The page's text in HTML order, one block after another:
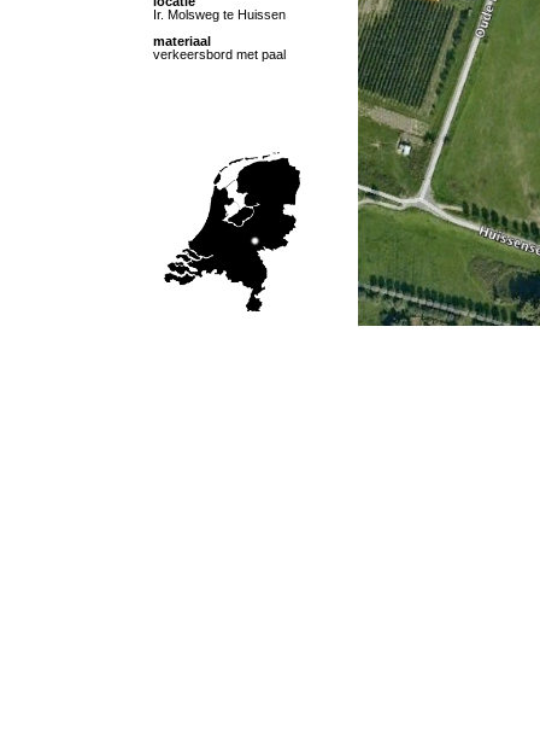
Ir. Molsweg te Huissen
materiaal
verkeersbord met paal